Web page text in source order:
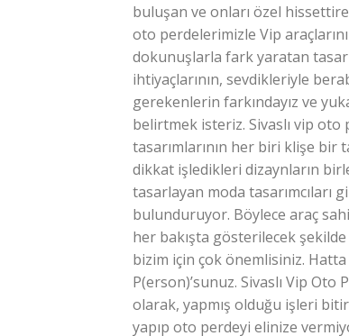
buluşan ve onları özel
oto perdelerimizle Vip
dokunuşlarla fark yaratan
ihtiyaçlarının, sevdikleriyle
gerekenlerin farkındayız ve
belirtmek isteriz. Sivaslı vip
tasarımlarının her biri klişe bir
dikkat işledikleri dizaynların
tasarlayan moda tasarımcıları
bulunduruyor. Böylece araç
her bakışta gösterilecek
bizim için çok önemlisiniz.
P(erson)’sunuz. Sivaslı Vip
olarak, yapmış olduğu işleri
yapıp oto perdeyi elinize